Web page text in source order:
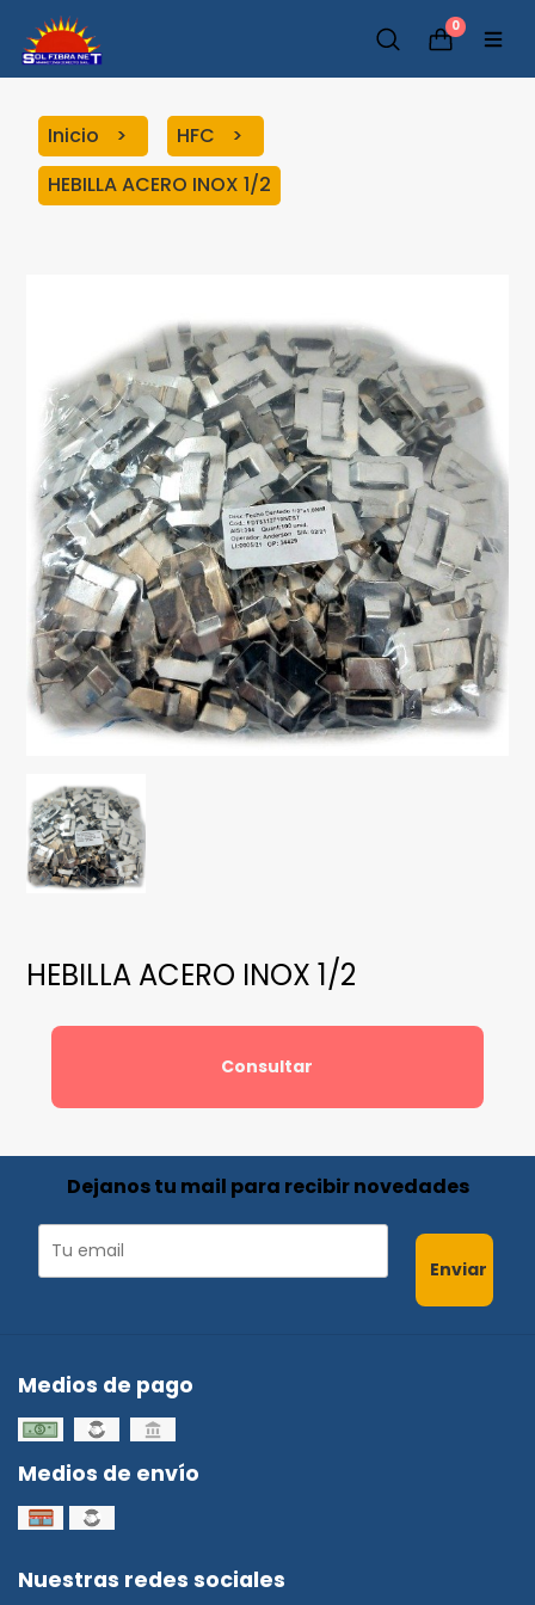
0
Inicio
HFC
HEBILLA ACERO INOX 1/2
HEBILLA ACERO INOX 1/2
Consultar
Dejanos tu mail para recibir novedades
Enviar
Medios de pago
Medios de envío
Nuestras redes sociales